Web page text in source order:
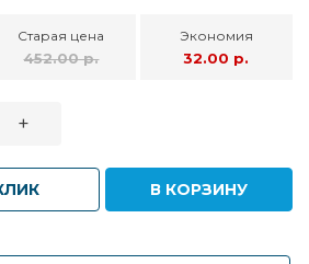
Старая цена
452.00 р.
Экономия
32.00 р.
+
В КОРЗИНУ